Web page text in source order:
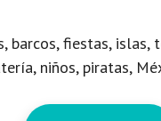
barcos, fiestas, islas,
niños, piratas,